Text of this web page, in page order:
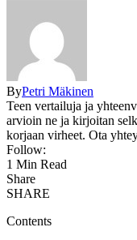
ByPetri Mäkinen
Teen vertailuja ja
arvioin ne ja kirjoitan
korjaan virheet. Ota
Follow:
1 Min Read
Share
SHARE
Contents